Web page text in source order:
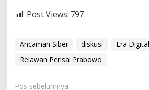
Post Views: 797
Ancaman Siber diskusi
Era Digital
Relawan Perisai Prabowo
Pos sebelumnya